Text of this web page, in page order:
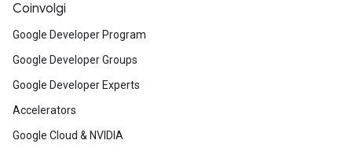
Coinvolgi
Google Developer Program
Google Developer Groups
Google Developer Experts
Accelerators
Google Cloud & NVIDIA